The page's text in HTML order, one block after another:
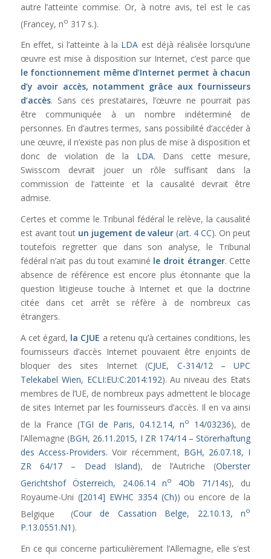
autre l’atteinte commise. Or, à notre avis, tel est le cas
(Francey, no 317 s.).
En effet, si l’atteinte à la LDA est déjà réalisée lorsqu’une
œuvre est mise à disposition sur Internet, c’est parce que
le fonctionnement même d’Internet permet à chacun
d’y avoir accès, notamment grâce aux fournisseurs
d’accès. Sans ces prestataires, l’œuvre ne pourrait pas
être communiquée à un nombre indéterminé de
personnes. En d’autres termes, sans possibilité d’accéder à
une œuvre, il n’existe pas non plus de mise à disposition et
donc de violation de la LDA. Dans cette mesure,
Swisscom devrait jouer un rôle suffisant dans la
commission de l’atteinte et la causalité devrait être
admise.
Certes et comme le Tribunal fédéral le relève, la causalité
est avant tout un jugement de valeur (art. 4 CC). On peut
toutefois regretter que dans son analyse, le Tribunal
fédéral n’ait pas du tout examiné le droit étranger. Cette
absence de référence est encore plus étonnante que la
question litigieuse touche à Internet et que la doctrine
citée dans cet arrêt se réfère à de nombreux cas
étrangers.
A cet égard, la CJUE a retenu qu’à certaines conditions, les
fournisseurs d’accès Internet pouvaient être enjoints de
bloquer des sites Internet (CJUE, C-314/12 – UPC
Telekabel Wien, ECLI:EU:C:2014:192). Au niveau des Etats
membres de l’UE, de nombreux pays admettent le blocage
de sites Internet par les fournisseurs d’accès. Il en va ainsi
de la France (TGI de Paris, 04.12.14, no 14/03236), de
l’Allemagne (BGH, 26.11.2015, I ZR 174/14– Störerhaftung
des Access-Providers.Voir récemment, BGH, 26.07.18, I
ZR 64/17 – Dead Island), de l’Autriche (Oberster
Gerichtshof Österreich, 24.06.14 no 4Ob 71/14s), du
Royaume-Uni ([2014] EWHC 3354 (Ch)) ou encore de la
Belgique (Cour de Cassation Belge, 22.10.13, no
P.13.0551.N1 ).
En ce qui concerne particulièrement l’Allemagne, elle s’est